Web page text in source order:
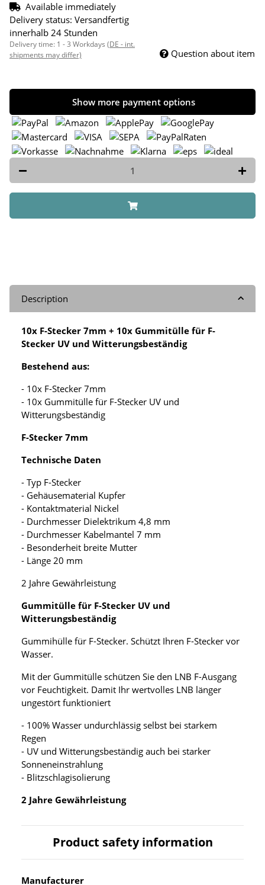
Available immediately
Delivery status: Versandfertig
innerhalb 24 Stunden
Delivery time: 1 - 3 Workdays (DE - int.
shipments may differ)
Question about item
Show more payment options
Description
10x F-Stecker 7mm + 10x Gummitülle für F-
Stecker UV und Witterungsbeständig
Bestehend aus:
- 10x F-Stecker 7mm
- 10x Gummitülle für F-Stecker UV und
Witterungsbeständig
F-Stecker 7mm
Technische Daten
- Typ F-Stecker
- Gehäusematerial Kupfer
- Kontaktmaterial Nickel
- Durchmesser Dielektrikum 4,8 mm
- Durchmesser Kabelmantel 7 mm
- Besonderheit breite Mutter
- Länge 20 mm
2 Jahre Gewährleistung
Gummitülle für F-Stecker UV und
Witterungsbeständig
Gummihülle für F-Stecker. Schützt Ihren F-Stecker vor
Wasser.
Mit der Gummitülle schützen Sie den LNB F-Ausgang
vor Feuchtigkeit. Damit Ihr wertvolles LNB länger
ungestört funktioniert
- 100% Wasser undurchlässig selbst bei starkem
Regen
- UV und Witterungsbeständig auch bei starker
Sonneneinstrahlung
- Blitzschlagisolierung
2 Jahre Gewährleistung
Product safety information
Manufacturer